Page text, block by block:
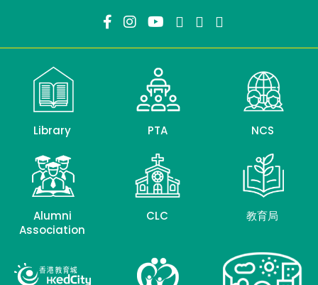
Library PTA NCS
Alumni
Association
CLC 教育局